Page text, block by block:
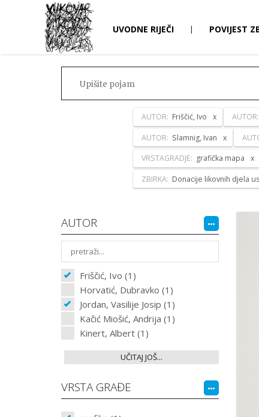
UVODNE RIJEČI | POVIJEST
AUTOR: Friščić, Ivo AUTOR:
AUTOR: Slamnig, Ivan
VRSTAGRADJE: grafička mapa
ZBIRKA: Donacije likovnih djela
AUTOR
Friščić, Ivo (1)
Horvatić, Dubravko (1)
Jordan, Vasilije Josip (1)
Kačić Miošić, Andrija (1)
Kinert, Albert (1)
UČITAJ JOŠ...
VRSTA GRAĐE